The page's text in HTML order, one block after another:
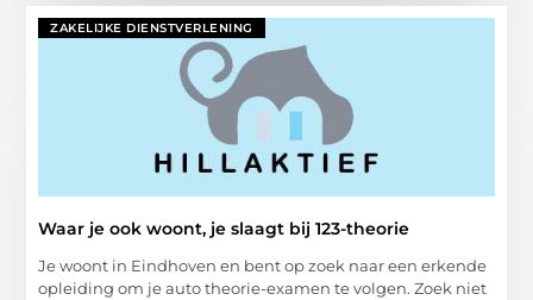
ZAKELIJKE DIENSTVERLENING
Waar je ook woont, je slaagt bij 123-theorie
Je woont in Eindhoven en bent op zoek naar een erkende
opleiding om je auto theorie-examen te volgen. Zoek niet